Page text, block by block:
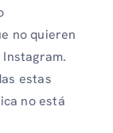
no quieren
estas
no está